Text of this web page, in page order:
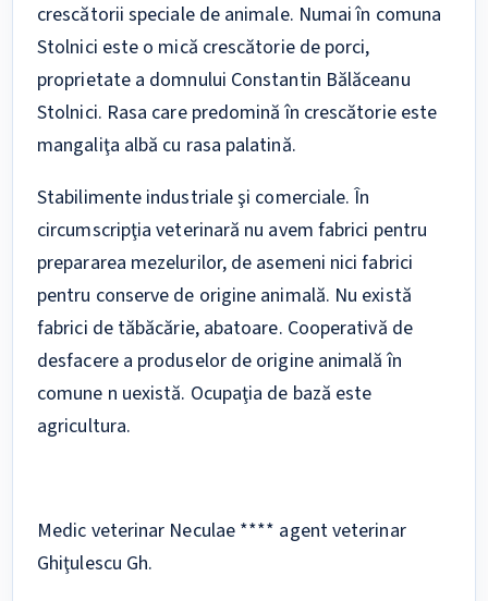
crescătorii speciale de animale. Numai în comuna
Stolnici este o mică crescătorie de porci,
proprietate a domnului Constantin Bălăceanu
Stolnici. Rasa care predomină în crescătorie este
mangaliţa albă cu rasa palatină.
Stabilimente industriale şi comerciale. În
circumscripţia veterinară nu avem fabrici pentru
prepararea mezelurilor, de asemeni nici fabrici
pentru conserve de origine animală. Nu există
fabrici de tăbăcărie, abatoare. Cooperativă de
desfacere a produselor de origine animală în
comune n uexistă. Ocupaţia de bază este
agricultura.
Medic veterinar Neculae **** agent veterinar
Ghiţulescu Gh.